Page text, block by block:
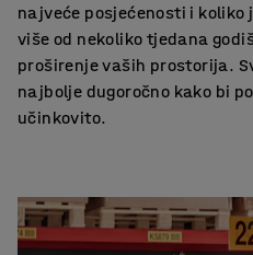
najveće posjećenosti i koliko
više od nekoliko tjedana
proširenje vaših prostorija.
najbolje dugoročno kako bi
učinkovito.